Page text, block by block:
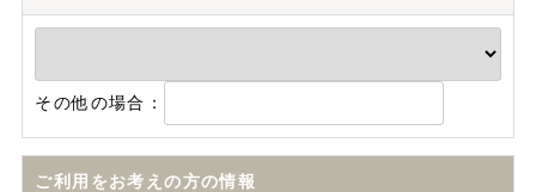
その他の場合：
ご利用をお考えの方の情報